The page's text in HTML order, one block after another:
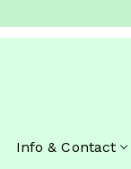
Info & Contact